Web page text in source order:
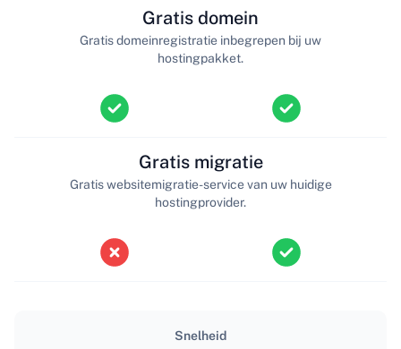
Gratis domein
Gratis domeinregistratie inbegrepen bij uw
hostingpakket.
Gratis migratie
Gratis websitemigratie-service van uw huidige
hostingprovider.
Snelheid